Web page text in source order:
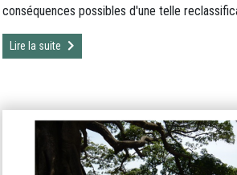
conséquences possibles d'une telle
Lire la suite